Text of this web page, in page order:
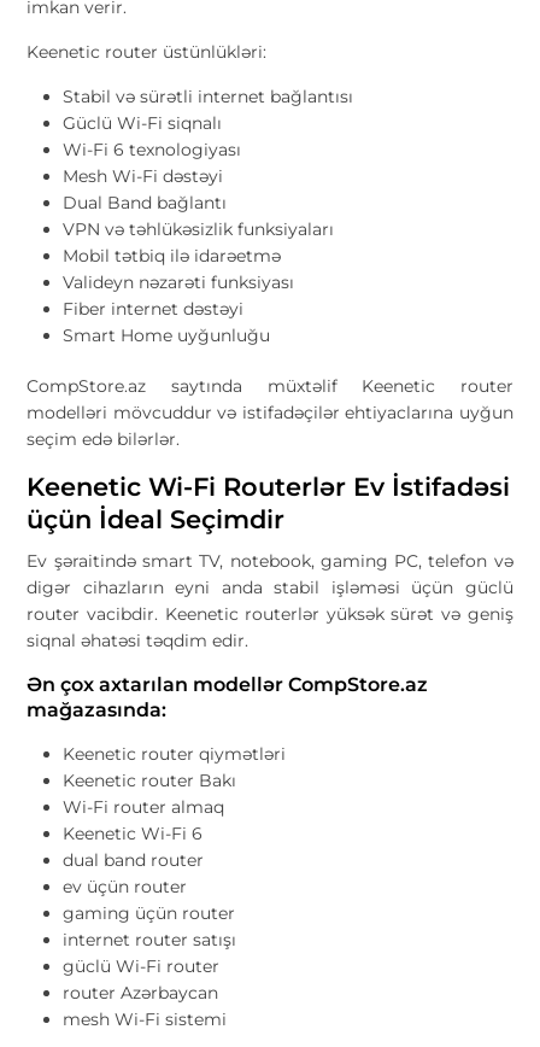
imkan verir.
Keenetic router üstünlükləri:
Stabil və sürətli internet bağlantısı
Güclü Wi-Fi siqnalı
Wi-Fi 6 texnologiyası
Mesh Wi-Fi dəstəyi
Dual Band bağlantı
VPN və təhlükəsizlik funksiyaları
Mobil tətbiq ilə idarəetmə
Valideyn nəzarəti funksiyası
Fiber internet dəstəyi
Smart Home uyğunluğu
CompStore.az saytında müxtəlif Keenetic router
modelləri mövcuddur və istifadəçilər ehtiyaclarına uyğun
seçim edə bilərlər.
Keenetic Wi-Fi Routerlər Ev İstifadəsi
üçün İdeal Seçimdir
Ev şəraitində smart TV, notebook, gaming PC, telefon və
digər cihazların eyni anda stabil işləməsi üçün güclü
router vacibdir. Keenetic routerlər yüksək sürət və geniş
siqnal əhatəsi təqdim edir.
Ən çox axtarılan modellər CompStore.az
mağazasında:
Keenetic router qiymətləri
Keenetic router Bakı
Wi-Fi router almaq
Keenetic Wi-Fi 6
dual band router
ev üçün router
gaming üçün router
internet router satışı
güclü Wi-Fi router
router Azərbaycan
mesh Wi-Fi sistemi